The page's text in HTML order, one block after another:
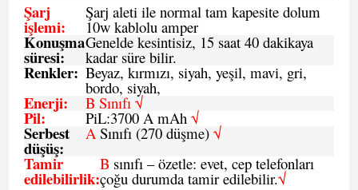
Şarj
işlemi:
Şarj aleti ile normal tam kapesite dolum
10w kablolu amper
Konuşma
süresi:
Genelde kesintisiz, 15 saat 40 dakikaya
kadar süre bilir.
Renkler: Beyaz, kırmızı, siyah, yeşil, mavi, gri,
bordo, siyah,
Enerji: B Sınıfı √
Pil: PiL:3700 A mAh √
Serbest
düşüş:
ASınıfı (270 düşme) √
Tamir
edilebilirlik:
B sınıfı – özetle: evet, cep telefonları
çoğu durumda tamir edilebilir.√